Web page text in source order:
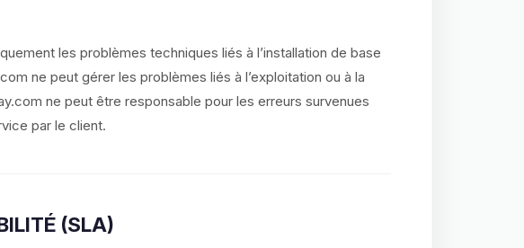
les problèmes techniques liés à l’installation de base
ne peut gérer les problèmes liés à l’exploitation ou à la
ne peut être responsable pour les erreurs survenues
par le client.
(SLA)